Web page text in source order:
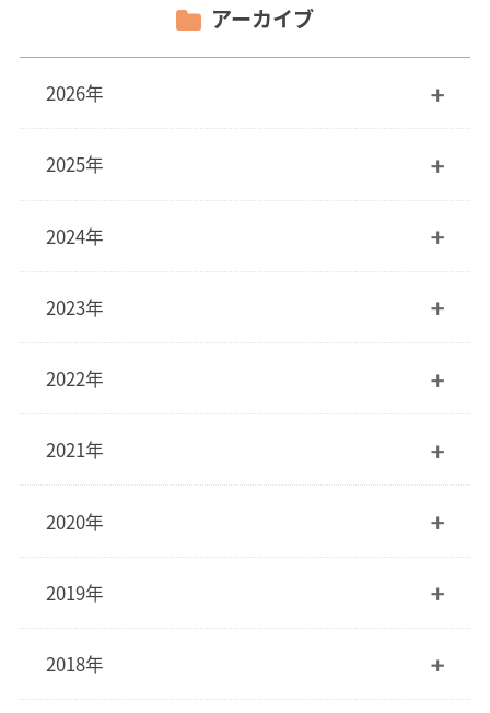
アーカイブ
2026年
2025年
2024年
2023年
2022年
2021年
2020年
2019年
2018年